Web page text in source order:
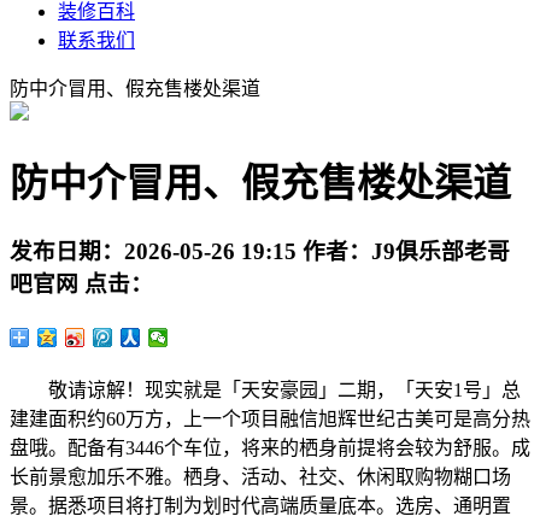
装修百科
联系我们
防中介冒用、假充售楼处渠道
防中介冒用、假充售楼处渠道
发布日期： 2026-05-26 19:15 作者： J9俱乐部老哥
吧官网 点击：
敬请谅解！现实就是「天安豪园」二期，「天安1号」总
建建面积约60万方，上一个项目融信旭辉世纪古美可是高分热
盘哦。配备有3446个车位，将来的栖身前提将会较为舒服。成
长前景愈加乐不雅。栖身、活动、社交、休闲取购物糊口场
景。据悉项目将打制为划时代高端质量底本。选房、通明置